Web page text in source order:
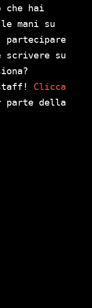
che hai
mani su
partecipare
scrivere su
Clicca
parte della